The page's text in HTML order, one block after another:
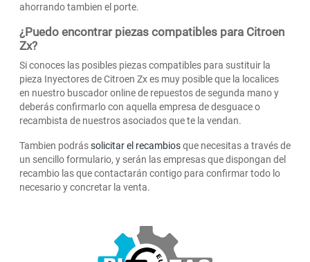
ahorrando tambien el porte.
¿Puedo encontrar piezas compatibles para Citroen
Zx?
Si conoces las posibles piezas compatibles para sustituir la
pieza Inyectores de Citroen Zx es muy posible que la localices
en nuestro buscador online de repuestos de segunda mano y
deberás confirmarlo con aquella empresa de desguace o
recambista de nuestros asociados que te la vendan.
Tambien podrássolicitar el recambiosque necesitas a través de
un sencillo formulario, y serán las empresas que dispongan del
recambio las que contactarán contigo para confirmar todo lo
necesario y concretar la venta.